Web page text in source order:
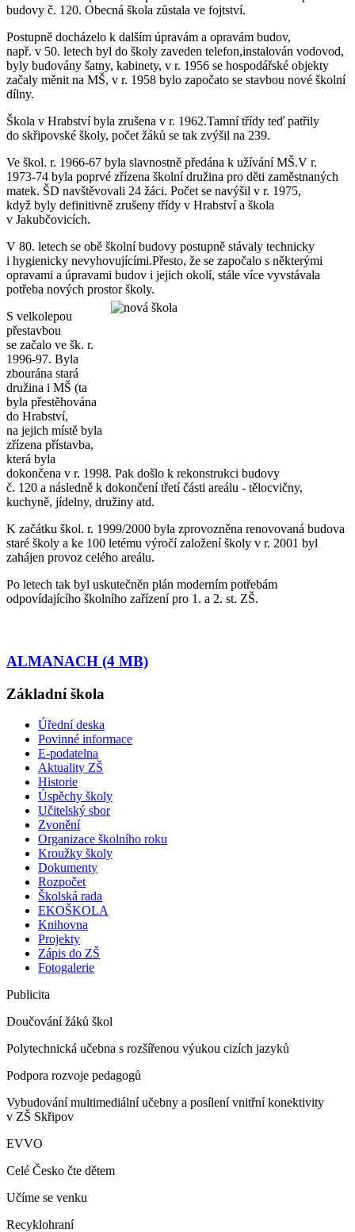
budovy č. 120. Obecná škola zůstala ve fojtství.
Postupně docházelo k dalším úpravám a opravám budov,
např. v 50. letech byl do školy zaveden telefon,instalován vodovod,
byly budovány šatny, kabinety, v r. 1956 se hospodářské objekty
začaly měnit na MŠ, v r. 1958 bylo započato se stavbou nové školní
dílny.
Škola v Hrabství byla zrušena v r. 1962.Tamní třídy teď patřily
do skřipovské školy, počet žáků se tak zvýšil na 239.
Ve škol. r. 1966-67 byla slavnostně předána k užívání MŠ.V r.
1973-74 byla poprvé zřízena školní družina pro děti zaměstnaných
matek. ŠD navštěvovali 24 žáci. Počet se navýšil v r. 1975,
když byly definitivně zrušeny třídy v Hrabství a škola
v Jakubčovicích.
V 80. letech se obě školní budovy postupně stávaly technicky
i hygienicky nevyhovujícími.Přesto, že se započalo s některými
opravami a úpravami budov i jejich okolí, stále více vyvstávala
potřeba nových prostor školy.
S velkolepou
přestavbou
se začalo ve šk. r.
1996-97. Byla
zbourána stará
družina i MŠ (ta
byla přestěhována
do Hrabství,
na jejich místě byla
zřízena přístavba,
která byla
dokončena v r. 1998. Pak došlo k rekonstrukci budovy
č. 120 a následně k dokončení třetí části areálu - tělocvičny,
kuchyně, jídelny, družiny atd.
K začátku škol. r. 1999/2000 byla zprovozněna renovovaná budova
staré školy a ke 100 letému výročí založení školy v r. 2001 byl
zahájen provoz celého areálu.
Po letech tak byl uskutečněn plán moderním potřebám
odpovídajícího školního zařízení pro 1. a 2. st. ZŠ.
ALMANACH (4 MB)
Základní škola
Úřední deska
Povinné informace
E-podatelna
Aktuality ZŠ
Historie
Úspěchy školy
Učitelský sbor
Zvonění
Organizace školního roku
Kroužky školy
Dokumenty
Rozpočet
Školská rada
EKOŠKOLA
Knihovna
Projekty
Zápis do ZŠ
Fotogalerie
Publicita
Doučování žáků škol
Polytechnická učebna s rozšířenou výukou cizích jazyků
Podpora rozvoje pedagogů
Vybudování multimediální učebny a posílení vnitřní konektivity
v ZŠ Skřipov
EVVO
Celé Česko čte dětem
Učíme se venku
Recyklohraní